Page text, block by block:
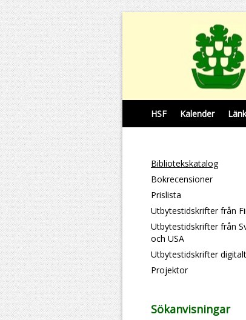
HSF Kalender
Bibliotekskatalog
Bokrecensioner
Prislista
Utbytestidskrifter från
Utbytestidskrifter från
och USA
Utbytestidskrifter digitalt
Projektor
Sökanvisningar